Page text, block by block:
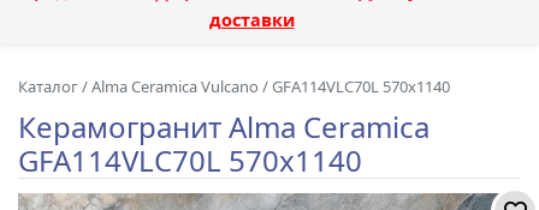
доставки
Каталог/Alma Ceramica Vulcano /GFA114VLC70L 570x1140
Керамогранит Alma Ceramica
GFA114VLC70L 570x1140